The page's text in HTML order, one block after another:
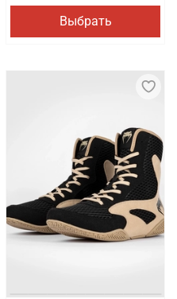
Выбрать